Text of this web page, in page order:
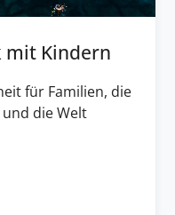
mit Kindern
für Familien, die
die Welt